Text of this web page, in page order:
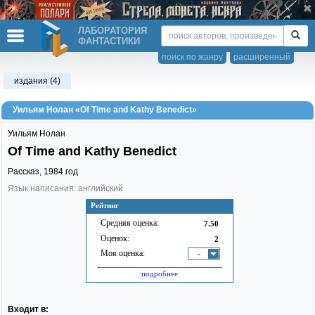
ЛАБОРАТОРИЯ
ФАНТАСТИКИ
расширенный
поиск по жанру
издания (4)
Уильям Нолан «Of Time and Kathy Benedict»
Рейтинг
Средняя оценка: 7.50
Оценок: 2
Моя оценка: -
подробнее
Уильям Нолан
Of Time and Kathy Benedict
Рассказ, 1984 год
Язык написания: английский
Входит в: